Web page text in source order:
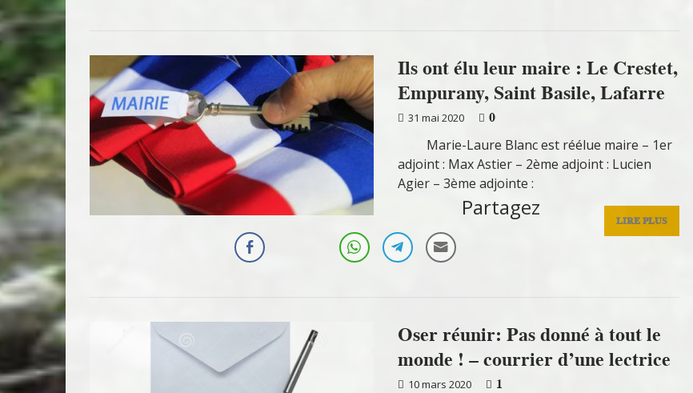
Ils ont élu leur maire : Le Crestet,
Empurany, Saint Basile, Lafarre
31 mai 2020
0
Marie-Laure Blanc est réélue maire – 1er
adjoint : Max Astier – 2ème adjoint : Lucien
Agier – 3ème adjointe :
LIRE PLUS
Partagez
Oser réunir: Pas donné à tout le
monde ! – courrier d’une lectrice
10 mars 2020
1